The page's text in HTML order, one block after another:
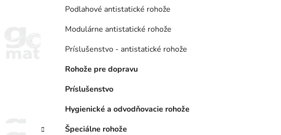
Podlahové antistatické rohože
Modulárne antistatické rohože
Príslušenstvo - antistatické rohože
Rohože pre dopravu
Príslušenstvo
Hygienické a odvodňovacie rohože
Špeciálne rohože